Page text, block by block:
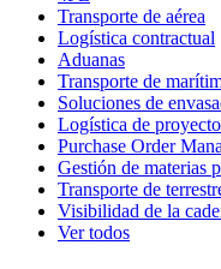
Transporte de aérea
Logística contractual
Aduanas
Transporte de
Soluciones de
Logística de
Purchase Order
Gestión de materias
Transporte de
Visibilidad de la
Ver todos